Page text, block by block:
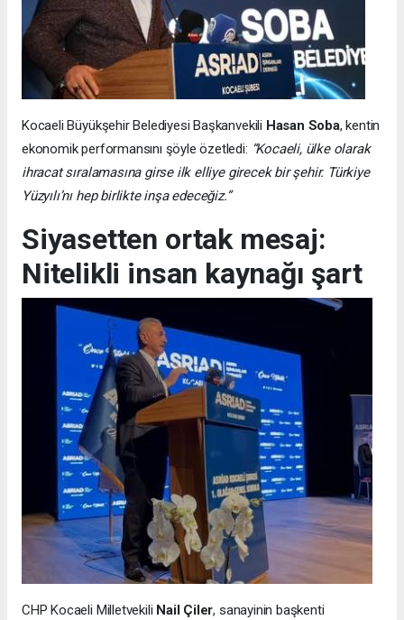
Kocaeli Büyükşehir Belediyesi Başkanvekili Hasan Soba, kentin
ekonomik performansını şöyle özetledi: “Kocaeli, ülke olarak
ihracat sıralamasına girse ilk elliye girecek bir şehir. Türkiye
Yüzyılı’nı hep birlikte inşa edeceğiz.”
Siyasetten ortak mesaj:
Nitelikli insan kaynağı şart
CHP Kocaeli Milletvekili Nail Çiler, sanayinin başkenti